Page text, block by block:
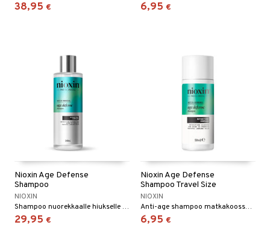
38,95 € 6,95 €
Nioxin Age Defense
Shampoo
NIOXIN
Shampoo nuorekkaalle hiukselle Nioxinilta.
29,95 €
Nioxin Age Defense
Shampoo Travel Size
NIOXIN
Anti-age shampoo matkakoossa Nioxinilta
6,95 €